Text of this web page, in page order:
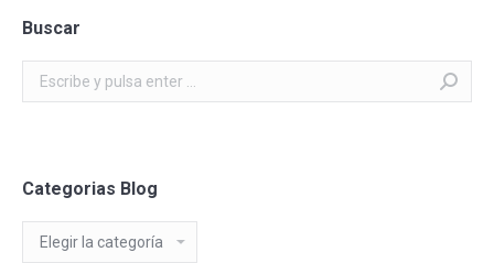
Buscar
Categorias Blog
Blog